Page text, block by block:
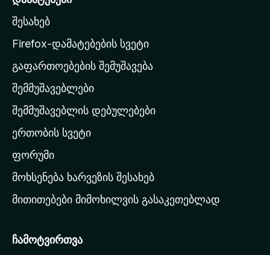
l
l
a
ს
მ
თ
ვ
ა
რ
ვ
რ
შესახებ
Firefox-დამატებების სვეტი
გაფართოებების შემუშავება
შემმუშავებლები
შემმუშავებლის დებულებები
ერთობის სვეტი
ფორუმი
მოხსენება ხარვეზის შესახებ
მითითებები მიმოხილვის გასაკეთებლად
ჩამოტვირთვა